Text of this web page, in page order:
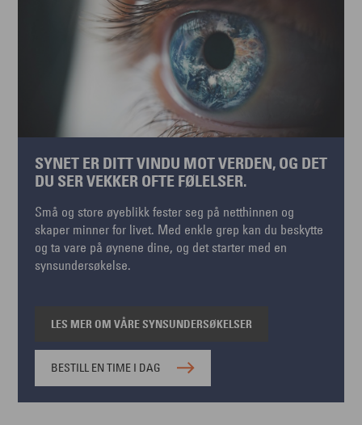
SYNET ER DITT VINDU MOT VERDEN, OG DET
DU SER VEKKER OFTE FØLELSER.
Små og store øyeblikk fester seg på netthinnen og
skaper minner for livet. Med enkle grep kan du beskytte
og ta vare på øynene dine, og det starter med en
synsundersøkelse.
LES MER OM VÅRE SYNSUNDERSØKELSER
BESTILL EN TIME I DAG